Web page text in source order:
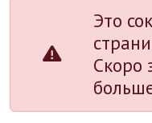
Это
Скоро